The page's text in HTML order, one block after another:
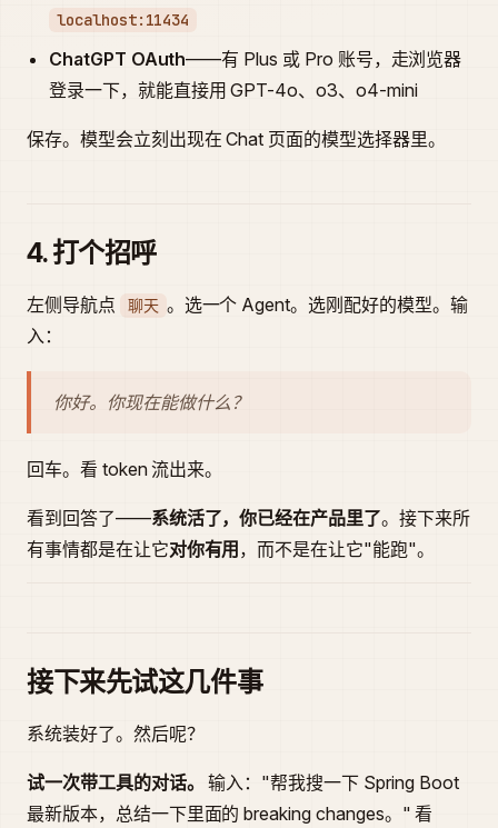
localhost:11434
ChatGPT OAuth——有 Plus 或 Pro 账号，走浏览器
登录一下，就能直接用 GPT-4o、o3、o4-mini
保存。模型会立刻出现在 Chat 页面的模型选择器里。
4. 打个招呼
左侧导航点 聊天 。选一个 Agent。选刚配好的模型。输
入：
你好。你现在能做什么？
回车。看 token 流出来。
看到回答了——系统活了，你已经在产品里了。接下来所
有事情都是在让它对你有用 ，而不是在让它"能跑"。
接下来先试这几件事
系统装好了。然后呢？
试一次带工具的对话。 输入："帮我搜一下 Spring Boot
最新版本，总结一下里面的 breaking changes。" 看